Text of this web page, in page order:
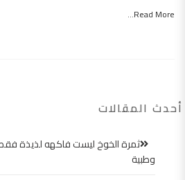
Read More...
أحدث المقالات
ثمرة الخوخ ليست فاكهه لذيذة فقط
وطبية